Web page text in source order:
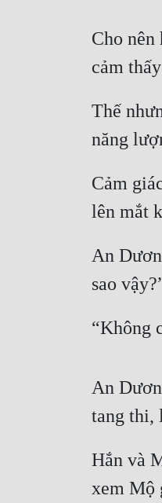
Cho
cảm
Thế
năng
Cảm
lên mắt
An
sao
“Không
An
tang thi,
Hắn và
xem Mộ